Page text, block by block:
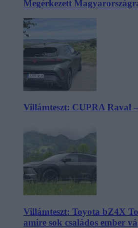
Megérkezett
Villámteszt: CUPRA Raval
Villámteszt: Toyota bZ4X
amire sok családos ember